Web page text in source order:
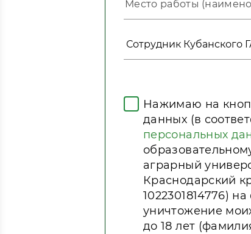
Нажимаю на
данных (в
персональных
аграрный
Краснодарский
1022301814776)
уничтожение
до 18 лет